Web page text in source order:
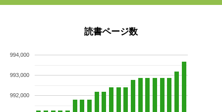
読書ページ数
992,000
993,000
994,000